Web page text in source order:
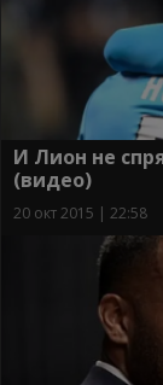
И Лион не
(видео)
20 окт 2015 | 22:58